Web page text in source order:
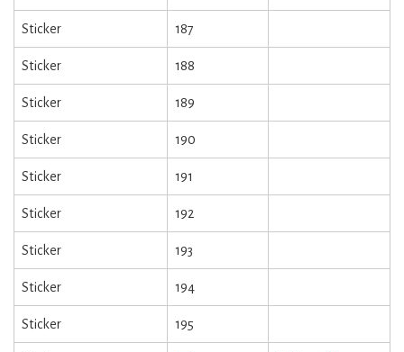
Sticker 187
Sticker 188
Sticker 189
Sticker 190
Sticker 191
Sticker 192
Sticker 193
Sticker 194
Sticker 195